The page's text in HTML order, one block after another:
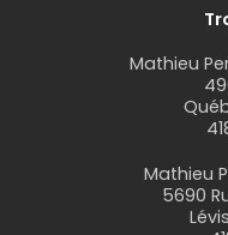
Mathieu
Mathieu
5690